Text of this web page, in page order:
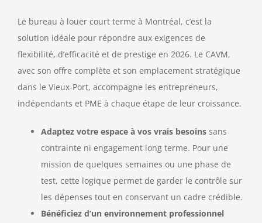
Le bureau à louer court terme à Montréal, c’est la
solution idéale pour répondre aux exigences de
flexibilité, d’efficacité et de prestige en 2026. Le CAVM,
avec son offre complète et son emplacement stratégique
dans le Vieux-Port, accompagne les entrepreneurs,
indépendants et PME à chaque étape de leur croissance.
Adaptez votre espace à vos vrais besoins sans
contrainte ni engagement long terme. Pour une
mission de quelques semaines ou une phase de
test, cette logique permet de garder le contrôle sur
les dépenses tout en conservant un cadre crédible.
Bénéficiez d’un environnement professionnel